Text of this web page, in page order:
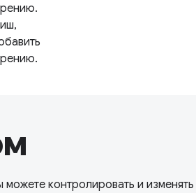
контролировать и изменять